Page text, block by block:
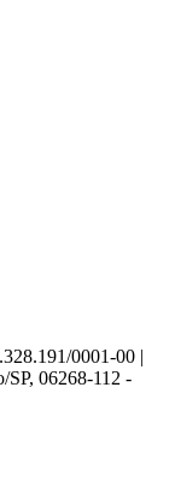
0001-00 |
SP, 06268-112 -